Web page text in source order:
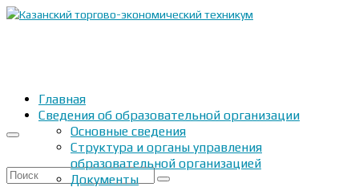
Искать:
Главная
Сведения об образовательной организации
Основные сведения
Структура и органы управления
образовательной организацией
Документы